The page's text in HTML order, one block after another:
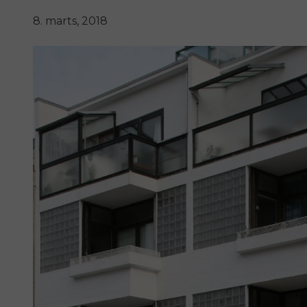
8. marts, 2018